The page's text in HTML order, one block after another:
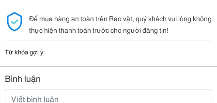
Để mua hàng an toàn trên Rao vặt, quý khách vui lòng không
thực hiện thanh toán trước cho người đăng tin!
Từ khóa gợi ý:
Bình luận